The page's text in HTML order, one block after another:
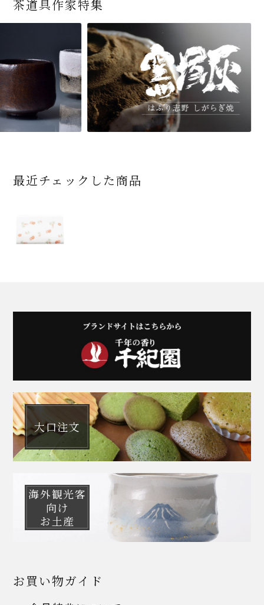
茶道具作家特集
最近チェックした商品
大口注文
海外観光客
向け
お土産
お買い物ガイド